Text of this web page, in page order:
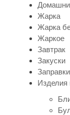
Жарка
Жарка
Жаркое
Завтрак
Закуски
Изделия